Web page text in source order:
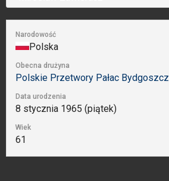
Narodowość
Polska
Obecna drużyna
Polskie Przetwory Pałac Bydgoszcz
Data urodzenia
8 stycznia 1965 (piątek)
Wiek
61